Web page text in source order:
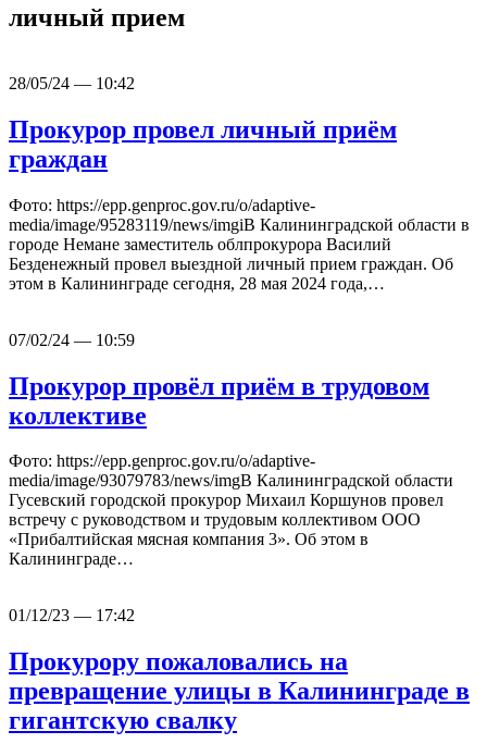
личный прием
28/05/24 — 10:42
Прокурор провел личный приём
граждан
Фото: https://epp.genproc.gov.ru/o/adaptive-
media/image/95283119/news/imgiВ Калининградской области в
городе Немане заместитель облпрокурора Василий
Безденежный провел выездной личный прием граждан. Об
этом в Калининграде сегодня, 28 мая 2024 года,…
07/02/24 — 10:59
Прокурор провёл приём в трудовом
коллективе
Фото: https://epp.genproc.gov.ru/o/adaptive-
media/image/93079783/news/imgВ Калининградской области
Гусевский городской прокурор Михаил Коршунов провел
встречу с руководством и трудовым коллективом ООО
«Прибалтийская мясная компания 3». Об этом в
Калининграде…
01/12/23 — 17:42
Прокурору пожаловались на
превращение улицы в Калининграде в
гигантскую свалку